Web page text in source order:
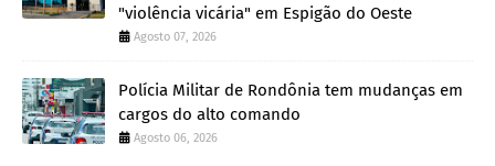
"violência vicária" em Espigão do Oeste
Agosto 07, 2026
Polícia Militar de Rondônia tem mudanças em
cargos do alto comando
Agosto 06, 2026